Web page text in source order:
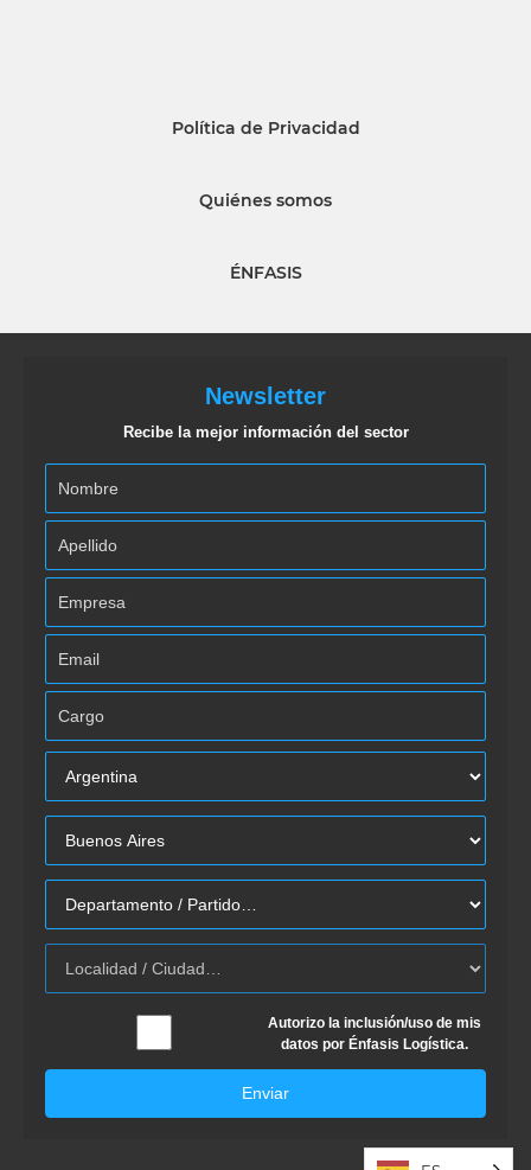
Política de Privacidad
Quiénes somos
ÉNFASIS
Newsletter
Recibe la mejor información del sector
Autorizo la inclusión/uso de mis
datos por Énfasis Logística.
Enviar